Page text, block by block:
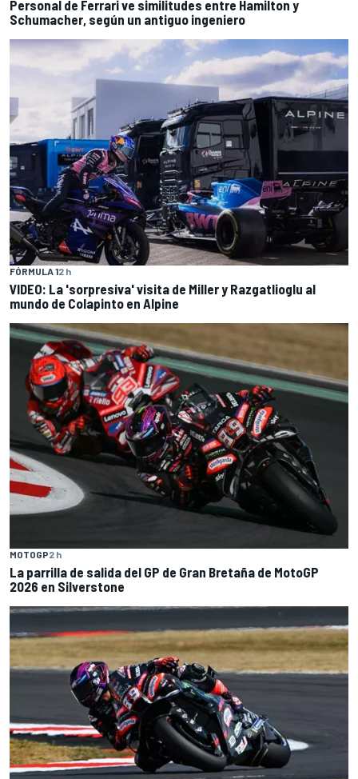
Personal de Ferrari ve similitudes entre Hamilton y
Schumacher, según un antiguo ingeniero
FÓRMULA 12 h
VIDEO: La 'sorpresiva' visita de Miller y Razgatlioglu al
mundo de Colapinto en Alpine
MOTOGP2 h
La parrilla de salida del GP de Gran Bretaña de MotoGP
2026 en Silverstone